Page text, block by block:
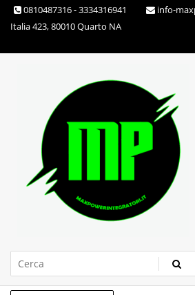
Skip 0810487316 - 3334316941 info-
Italia 423, 80010 Quarto NA
Max Power